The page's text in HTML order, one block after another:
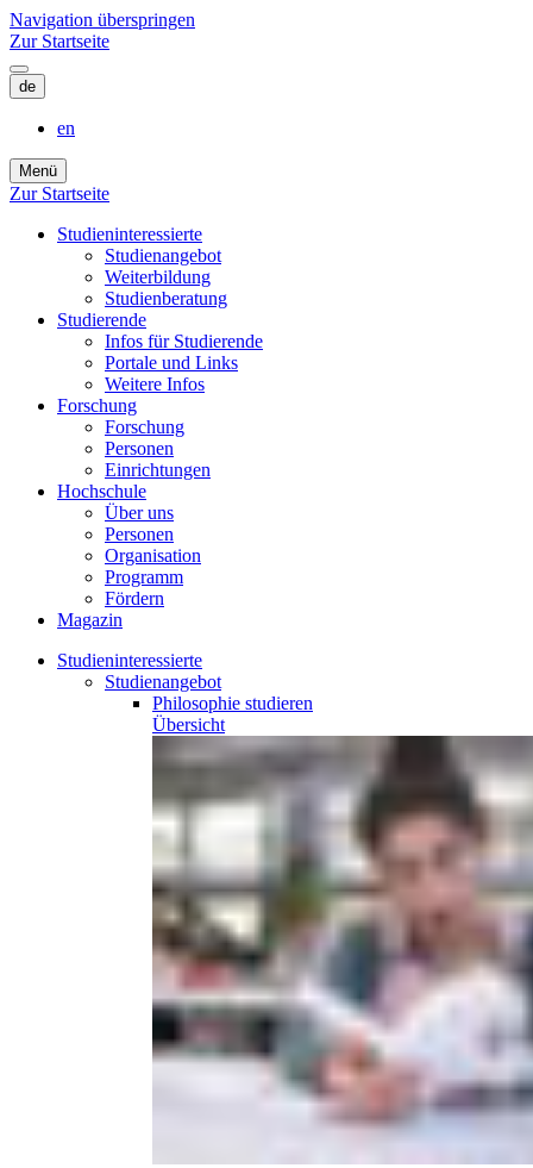
Navigation überspringen
Zur Startseite
de
en
Menü
Zur Startseite
Studieninteressierte
Studienangebot
Weiterbildung
Studien­beratung
Studierende
Infos für Studierende
Portale und Links
Weitere Infos
Forschung
Forschung
Personen
Einrichtungen
Hochschule
Über uns
Personen
Organisation
Programm
Fördern
Magazin
Studieninteressierte
Studienangebot
Philosophie studieren
Übersicht